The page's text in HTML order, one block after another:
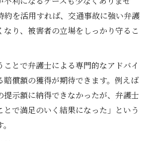
約を活用すれば、交通事故に強い弁護
なり、被害者の立場をしっかり守るこ
とで弁護士による専門的なアドバイ
賠償額の獲得が期待できます。例えば
提示額に納得できなかったが、弁護士
とで満足のいく結果になった」という